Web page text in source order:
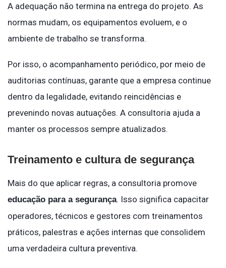
A adequação não termina na entrega do projeto. As
normas mudam, os equipamentos evoluem, e o
ambiente de trabalho se transforma.
Por isso, o acompanhamento periódico, por meio de
auditorias contínuas, garante que a empresa continue
dentro da legalidade, evitando reincidências e
prevenindo novas autuações. A consultoria ajuda a
manter os processos sempre atualizados.
Treinamento e cultura de segurança
Mais do que aplicar regras, a consultoria promove
educação para a segurança. Isso significa capacitar
operadores, técnicos e gestores com treinamentos
práticos, palestras e ações internas que consolidem
uma verdadeira cultura preventiva.